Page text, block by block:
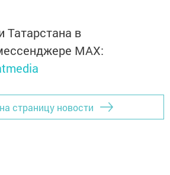
Татарстана в
MАХ:
страницу новости